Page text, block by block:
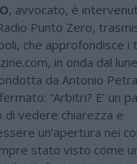
, avvocato, è
Punto Zero,
che approfondisce i
in onda dal
da Antonio
“Arbitri? E’ un
vedere chiarezza e
un’apertura nei
stato visto come